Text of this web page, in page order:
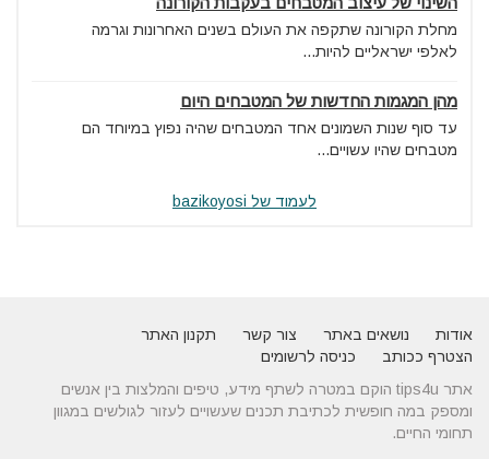
מחלת הקורונה שתקפה את העולם בשנים האחרונות וגרמה
לאלפי ישראליים להיות...
מהן המגמות החדשות של המטבחים היום
עד סוף שנות השמונים אחד המטבחים שהיה נפוץ במיוחד הם
מטבחים שהיו עשויים...
לעמוד של bazikoyosi
אודות נושאים באתר צור קשר
תקנון האתר
הצטרף ככותב
כניסה לרשומים
אתר tips4u הוקם במטרה לשתף מידע, טיפים והמלצות בין אנשים
ומספק במה חופשית לכתיבת תכנים שעשויים לעזור לגולשים במגוון
תחומי החיים.